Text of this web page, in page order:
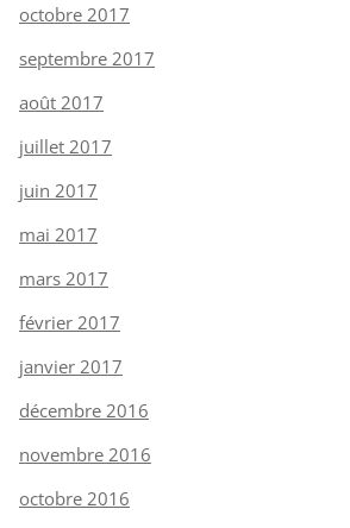
octobre 2017
septembre 2017
août 2017
juillet 2017
juin 2017
mai 2017
mars 2017
février 2017
janvier 2017
décembre 2016
novembre 2016
octobre 2016